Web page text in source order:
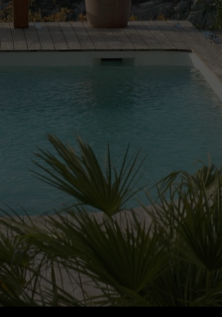
plus de 20 ans